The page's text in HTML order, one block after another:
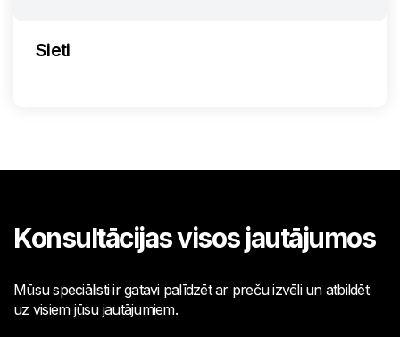
Sieti
Konsultācijas visos jautājumos
Mūsu speciālisti ir gatavi palīdzēt ar preču izvēli un atbildēt
uz visiem jūsu jautājumiem.